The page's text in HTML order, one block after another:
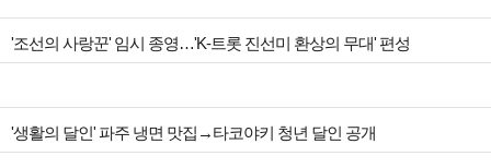
'조선의 사랑꾼' 임시 종영…'K-트롯 진선미 환상의 무대' 편성
'생활의 달인' 파주 냉면 맛집→타코야키 청년 달인 공개